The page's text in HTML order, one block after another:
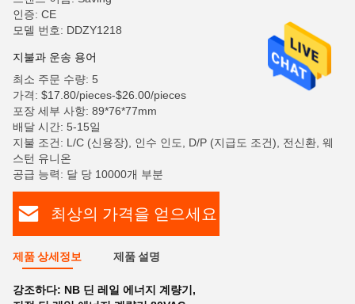
인증: CE
모델 번호: DDZY1218
지불과 운송 용어
최소 주문 수량: 5
가격: $17.80/pieces-$26.00/pieces
포장 세부 사항: 89*76*77mm
배달 시간: 5-15일
지불 조건: L/C (신용장), 인수 인도, D/P (지급도 조건), 전신환, 웨
스턴 유니온
공급 능력: 달 당 10000개 부분
최상의 가격을 얻으세요
제품 상세정보 제품 설명
강조하다: NB 딘 레일 에너지 계량기 ,